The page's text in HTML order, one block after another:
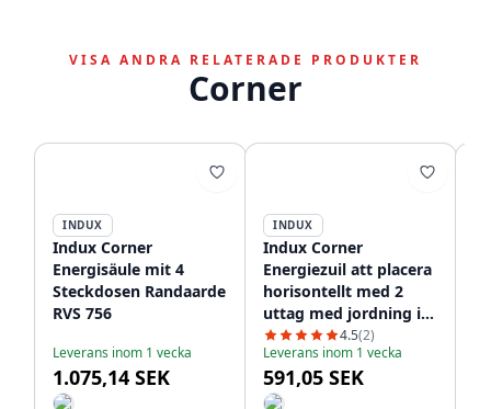
VISA ANDRA RELATERADE PRODUKTER
Corner
INDUX
Indux Corner
Energisäule mit 4
Steckdosen Randaarde
RVS 756
Leverans inom 1 vecka
1.075,14 SEK
INDUX
Indux Corner
Еnergiezuil att placera
horisontellt med 2
uttag med jordning i
rostfritt stål
1208953211
4.5(2)
Leverans inom 1 vecka
591,05 SEK